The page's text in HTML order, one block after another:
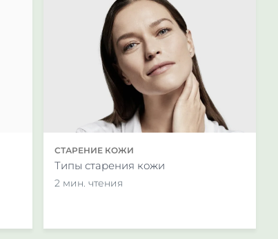
СТАРЕНИЕ КОЖИ
Типы старения кожи
2 мин. чтения